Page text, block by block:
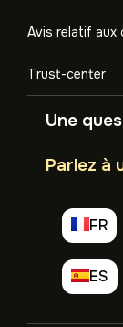
Avis relatif aux
Trust-center
Une
Parlez à
FR
ES